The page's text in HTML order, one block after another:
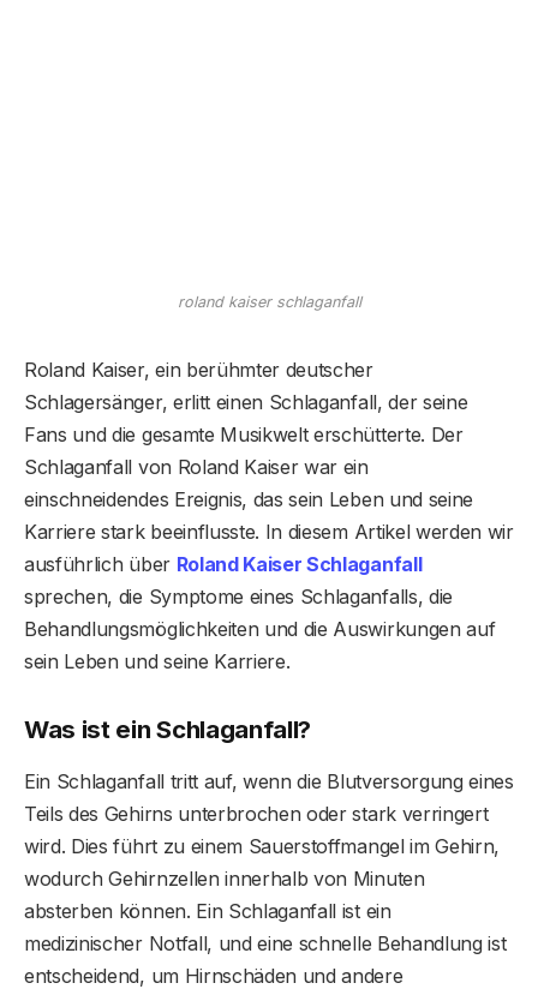
roland kaiser schlaganfall
Roland Kaiser, ein berühmter deutscher
Schlagersänger, erlitt einen Schlaganfall, der seine
Fans und die gesamte Musikwelt erschütterte. Der
Schlaganfall von Roland Kaiser war ein
einschneidendes Ereignis, das sein Leben und seine
Karriere stark beeinflusste. In diesem Artikel werden wir
ausführlich über Roland Kaiser Schlaganfall
sprechen, die Symptome eines Schlaganfalls, die
Behandlungsmöglichkeiten und die Auswirkungen auf
sein Leben und seine Karriere.
Was ist ein Schlaganfall?
Ein Schlaganfall tritt auf, wenn die Blutversorgung eines
Teils des Gehirns unterbrochen oder stark verringert
wird. Dies führt zu einem Sauerstoffmangel im Gehirn,
wodurch Gehirnzellen innerhalb von Minuten
absterben können. Ein Schlaganfall ist ein
medizinischer Notfall, und eine schnelle Behandlung ist
entscheidend, um Hirnschäden und andere